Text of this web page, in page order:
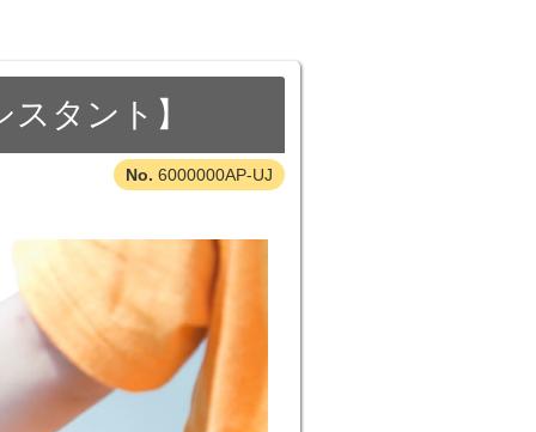
タント】
6000000AP-UJ